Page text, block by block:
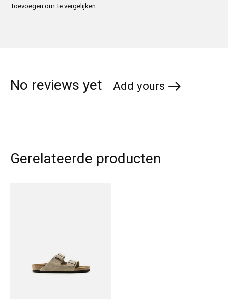
Toevoegen om te vergelijken
No reviews yet Add yours
Gerelateerde producten